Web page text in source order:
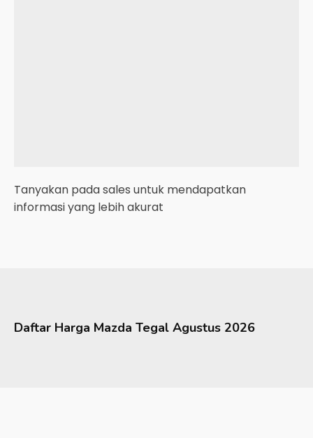
Tanyakan pada sales untuk mendapatkan
informasi yang lebih akurat
Daftar Harga Mazda Tegal Agustus 2026